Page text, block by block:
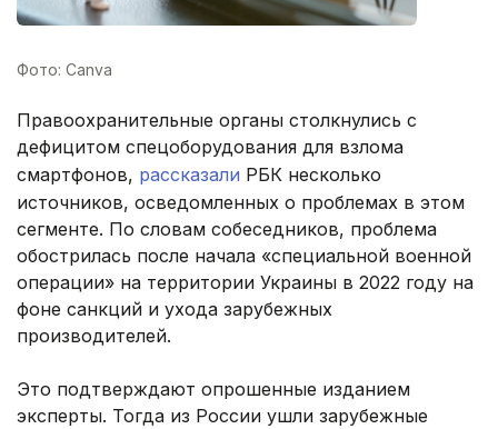
Фото: Canva
Правоохранительные органы столкнулись с
дефицитом спецоборудования для взлома
смартфонов, рассказали РБК несколько
источников, осведомленных о проблемах в этом
сегменте. По словам собеседников, проблема
обострилась после начала «специальной военной
операции» на территории Украины в 2022 году на
фоне санкций и ухода зарубежных
производителей.
Это подтверждают опрошенные изданием
эксперты. Тогда из России ушли зарубежные